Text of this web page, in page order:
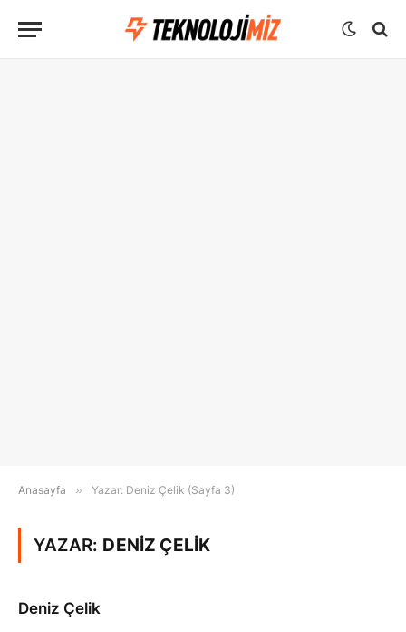
Anasayfa » Yazar: Deniz Çelik (Sayfa 3)
YAZAR: DENIZ ÇELIK
Deniz Çelik